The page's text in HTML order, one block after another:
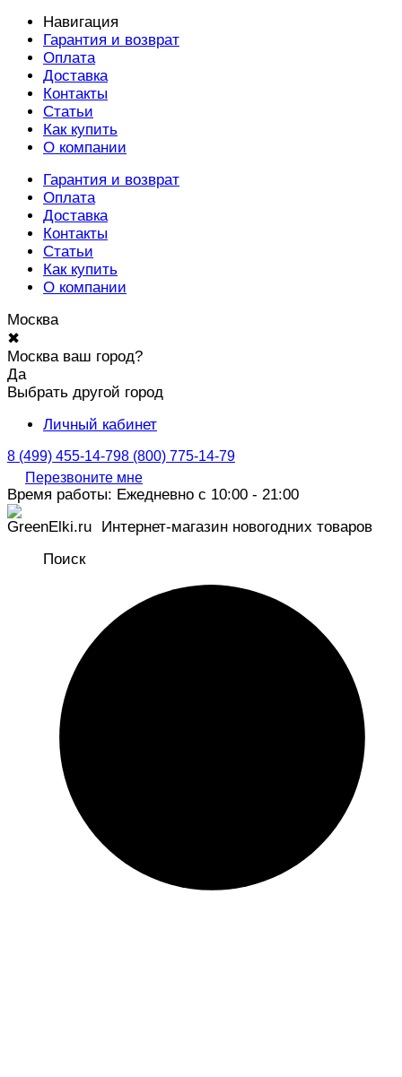
Навигация
Гарантия и возврат
Оплата
Доставка
Контакты
Статьи
Как купить
О компании
Гарантия и возврат
Оплата
Доставка
Контакты
Статьи
Как купить
О компании
Москва
✖
Москва ваш город?
Да
Выбрать другой город
Личный кабинет
8 (499) 455-14-798 (800) 775-14-79
Перезвоните мне
Время работы: Ежедневно с 10:00 - 21:00
Интернет-магазин новогодних товаров
Поиск